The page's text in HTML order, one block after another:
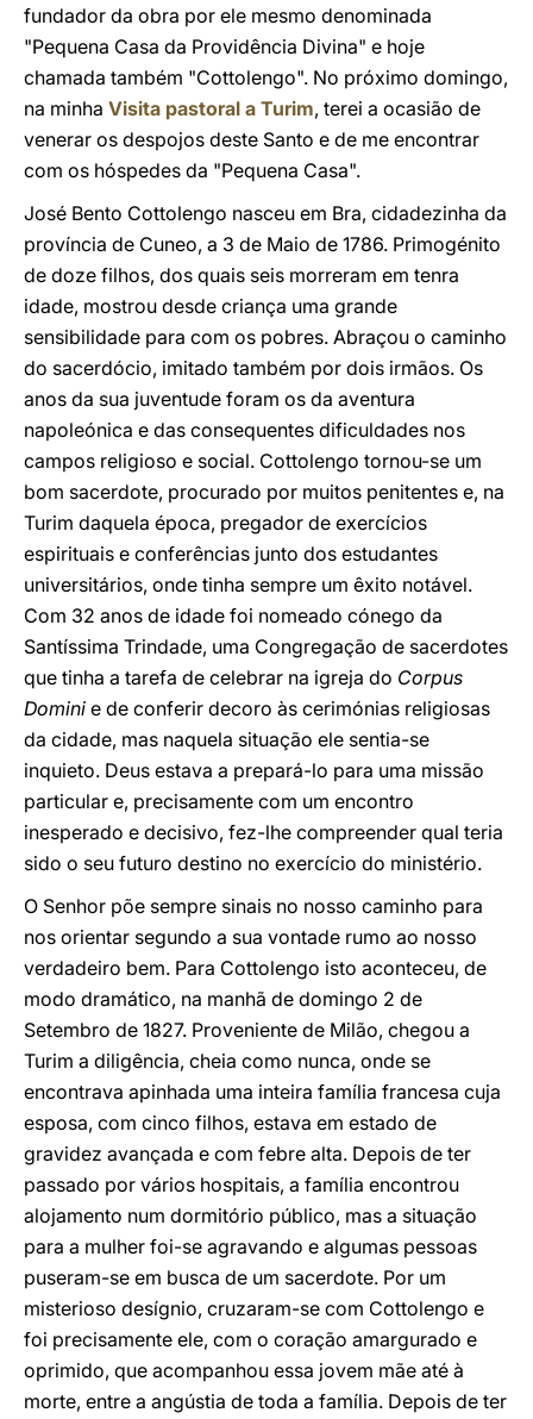
fundador da obra por ele mesmo denominada
"Pequena Casa da Providência Divina" e hoje
chamada também "Cottolengo". No próximo domingo,
na minha Visita pastoral a Turim, terei a ocasião de
venerar os despojos deste Santo e de me encontrar
com os hóspedes da "Pequena Casa".
José Bento Cottolengo nasceu em Bra, cidadezinha da
província de Cuneo, a 3 de Maio de 1786. Primogénito
de doze filhos, dos quais seis morreram em tenra
idade, mostrou desde criança uma grande
sensibilidade para com os pobres. Abraçou o caminho
do sacerdócio, imitado também por dois irmãos. Os
anos da sua juventude foram os da aventura
napoleónica e das consequentes dificuldades nos
campos religioso e social. Cottolengo tornou-se um
bom sacerdote, procurado por muitos penitentes e, na
Turim daquela época, pregador de exercícios
espirituais e conferências junto dos estudantes
universitários, onde tinha sempre um êxito notável.
Com 32 anos de idade foi nomeado cónego da
Santíssima Trindade, uma Congregação de sacerdotes
que tinha a tarefa de celebrar na igreja do Corpus
Domini e de conferir decoro às cerimónias religiosas
da cidade, mas naquela situação ele sentia-se
inquieto. Deus estava a prepará-lo para uma missão
particular e, precisamente com um encontro
inesperado e decisivo, fez-lhe compreender qual teria
sido o seu futuro destino no exercício do ministério.
O Senhor põe sempre sinais no nosso caminho para
nos orientar segundo a sua vontade rumo ao nosso
verdadeiro bem. Para Cottolengo isto aconteceu, de
modo dramático, na manhã de domingo 2 de
Setembro de 1827. Proveniente de Milão, chegou a
Turim a diligência, cheia como nunca, onde se
encontrava apinhada uma inteira família francesa cuja
esposa, com cinco filhos, estava em estado de
gravidez avançada e com febre alta. Depois de ter
passado por vários hospitais, a família encontrou
alojamento num dormitório público, mas a situação
para a mulher foi-se agravando e algumas pessoas
puseram-se em busca de um sacerdote. Por um
misterioso desígnio, cruzaram-se com Cottolengo e
foi precisamente ele, com o coração amargurado e
oprimido, que acompanhou essa jovem mãe até à
morte, entre a angústia de toda a família. Depois de ter